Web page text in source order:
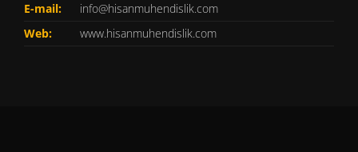
E-mail:
info@hisanmuhendislik.com
Web:
www.hisanmuhendislik.com